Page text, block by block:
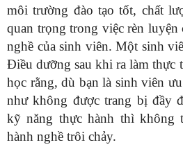
môi trường đào tạo tốt, chất
quan trọng trong việc rèn luyện
nghề của sinh viên. Một sinh
Điều dưỡng sau khi ra làm thực
học rằng, dù bạn là sinh viên
như không được trang bị đầy
kỹ năng thực hành thì không
hành nghề trôi chảy.